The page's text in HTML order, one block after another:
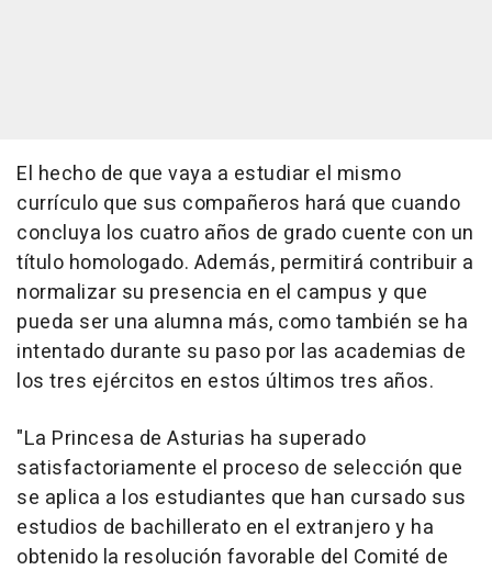
El hecho de que vaya a estudiar el mismo
currículo que sus compañeros hará que cuando
concluya los cuatro años de grado cuente con un
título homologado. Además, permitirá contribuir a
normalizar su presencia en el campus y que
pueda ser una alumna más, como también se ha
intentado durante su paso por las academias de
los tres ejércitos en estos últimos tres años.
"La Princesa de Asturias ha superado
satisfactoriamente el proceso de selección que
se aplica a los estudiantes que han cursado sus
estudios de bachillerato en el extranjero y ha
obtenido la resolución favorable del Comité de